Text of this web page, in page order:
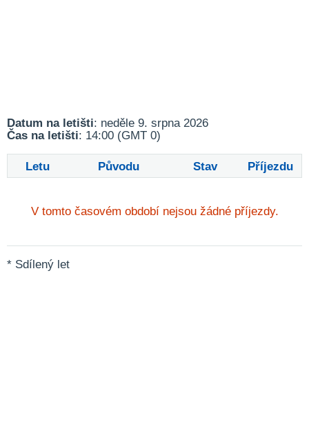
Datum na letišti: neděle 9. srpna 2026
Čas na letišti: 14:00 (GMT 0)
Letu Původu Stav Příjezdu
V tomto časovém období nejsou žádné příjezdy.
* Sdílený let